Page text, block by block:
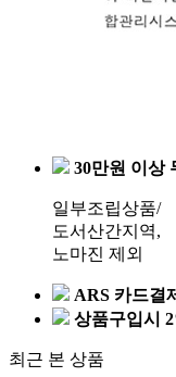
30만원 이상
일부조립상품/
도서산간지역,
노마진 제외
ARS 카드결
상품구입시
최근 본 상품